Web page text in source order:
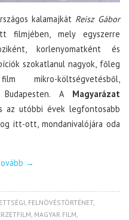
kalamajkát Reisz Gábor
filmjében, mely egyszerre
korlenyomatként és
szokatlanul nagyok, főleg
mikro-költségvetésből,
A Magyarázat
az utóbbi évek legfontosabb
itt-ott, mondanivalójára oda
→
, FELNÖVÉSTÖRTÉNET,
, MAGYAR FILM,